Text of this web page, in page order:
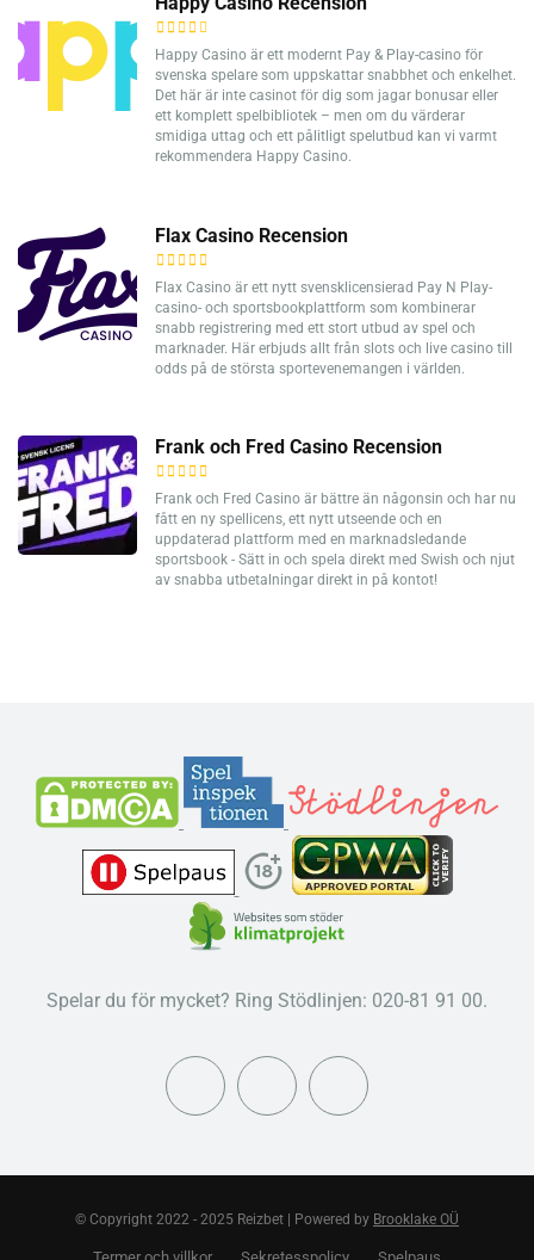
Happy Casino är ett modernt Pay & Play-casino för
svenska spelare som uppskattar snabbhet och enkelhet.
Det här är inte casinot för dig som jagar bonusar eller
ett komplett spelbibliotek – men om du värderar
smidiga uttag och ett pålitligt spelutbud kan vi varmt
rekommendera Happy Casino.
Flax Casino Recension
Flax Casino är ett nytt svensklicensierad Pay N Play-
casino- och sportsbookplattform som kombinerar
snabb registrering med ett stort utbud av spel och
marknader. Här erbjuds allt från slots och live casino till
odds på de största sportevenemangen i världen.
Frank och Fred Casino Recension
Frank och Fred Casino är bättre än någonsin och har nu
fått en ny spellicens, ett nytt utseende och en
uppdaterad plattform med en marknadsledande
sportsbook - Sätt in och spela direkt med Swish och njut
av snabba utbetalningar direkt in på kontot!
Spelar du för mycket? Ring Stödlinjen: 020-81 91 00.
© Copyright 2022 - 2025 Reizbet | Powered by Brooklake OÜ